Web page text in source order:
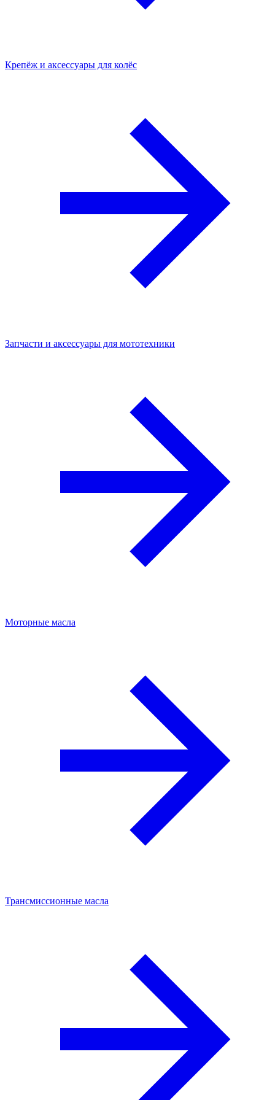
Крепёж и аксессуары для колёс
Запчасти и аксессуары для мототехники
Моторные масла
Трансмиссионные масла